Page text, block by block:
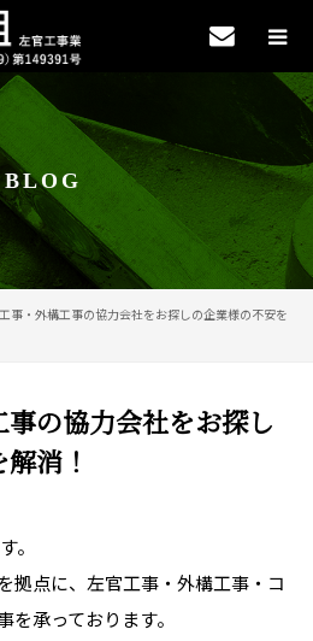
BLOG
事・外構工事の協力会社をお探しの企業様の不安を
の協力会社をお探し
消！
。
拠点に、左官工事・外構工事・コ
を承っております。